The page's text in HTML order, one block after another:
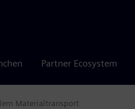
Partner Ecosystem
Materialtransport